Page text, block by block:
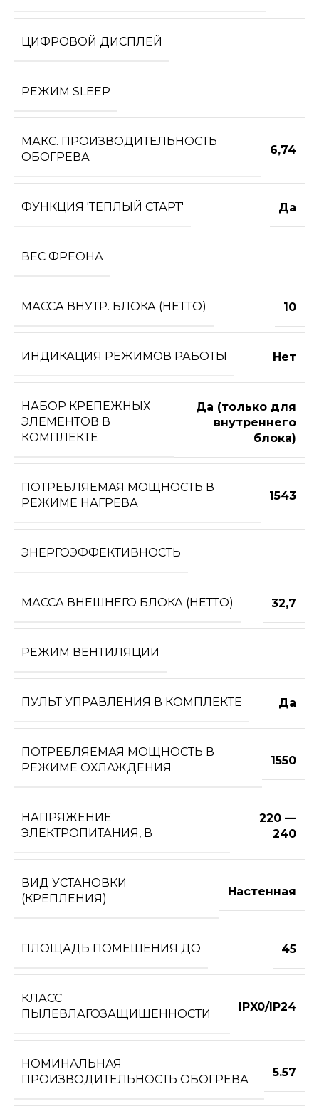
ЦИФРОВОЙ ДИСПЛЕЙ
РЕЖИМ SLEEP
МАКС. ПРОИЗВОДИТЕЛЬНОСТЬ
ОБОГРЕВА
6,74
ФУНКЦИЯ 'ТЕПЛЫЙ СТАРТ' Да
ВЕС ФРЕОНА
МАССА ВНУТР. БЛОКА (НЕТТО) 10
ИНДИКАЦИЯ РЕЖИМОВ РАБОТЫ Нет
НАБОР КРЕПЕЖНЫХ
ЭЛЕМЕНТОВ В
КОМПЛЕКТЕ
Да (только для
внутреннего
блока)
ПОТРЕБЛЯЕМАЯ МОЩНОСТЬ В
РЕЖИМЕ НАГРЕВА
1543
ЭНЕРГОЭФФЕКТИВНОСТЬ
МАССА ВНЕШНЕГО БЛОКА (НЕТТО) 32,7
РЕЖИМ ВЕНТИЛЯЦИИ
ПУЛЬТ УПРАВЛЕНИЯ В КОМПЛЕКТЕ Да
ПОТРЕБЛЯЕМАЯ МОЩНОСТЬ В
РЕЖИМЕ ОХЛАЖДЕНИЯ
1550
НАПРЯЖЕНИЕ
ЭЛЕКТРОПИТАНИЯ, В
220 —
240
ВИД УСТАНОВКИ
(КРЕПЛЕНИЯ)
Настенная
ПЛОЩАДЬ ПОМЕЩЕНИЯ ДО 45
КЛАСС
ПЫЛЕВЛАГОЗАЩИЩЕННОСТИ
IPX0/IP24
НОМИНАЛЬНАЯ
ПРОИЗВОДИТЕЛЬНОСТЬ ОБОГРЕВА
5.57